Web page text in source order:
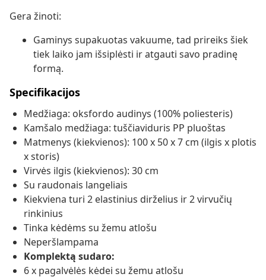
Gera žinoti:
Gaminys supakuotas vakuume, tad prireiks šiek
tiek laiko jam išsiplėsti ir atgauti savo pradinę
formą.
Specifikacijos
Medžiaga: oksfordo audinys (100% poliesteris)
Kamšalo medžiaga: tuščiaviduris PP pluoštas
Matmenys (kiekvienos): 100 x 50 x 7 cm (ilgis x plotis
x storis)
Virvės ilgis (kiekvienos): 30 cm
Su raudonais langeliais
Kiekviena turi 2 elastinius dirželius ir 2 virvučių
rinkinius
Tinka kėdėms su žemu atlošu
Neperšlampama
Komplektą sudaro:
6 x pagalvėlės kėdei su žemu atlošu